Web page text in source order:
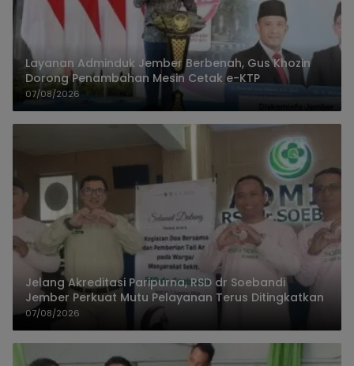
Layanan Adminduk Jember Berbenah, Gus Khozin
Dorong Penambahan Mesin Cetak e-KTP
07/08/2026
Jelang Akreditasi Paripurna, RSD dr Soebandi
Jember Perkuat Mutu Pelayanan Terus Ditingkatkan
07/08/2026